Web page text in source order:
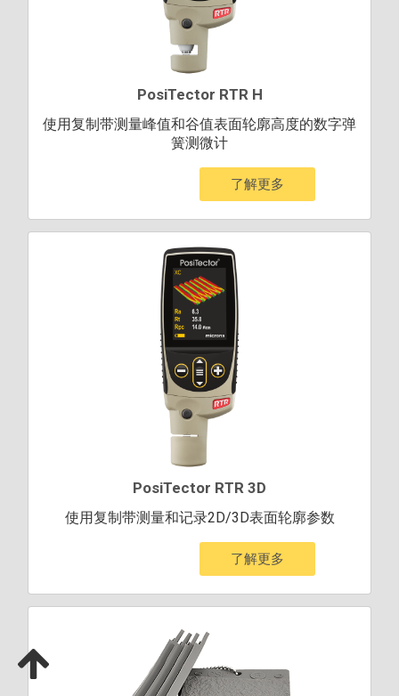
PosiTector RTR H
使用复制带测量峰值和谷值表面轮廓高度的数字弹
簧测微计
了解更多
PosiTector RTR 3D
使用复制带测量和记录2D/3D表面轮廓参数
了解更多